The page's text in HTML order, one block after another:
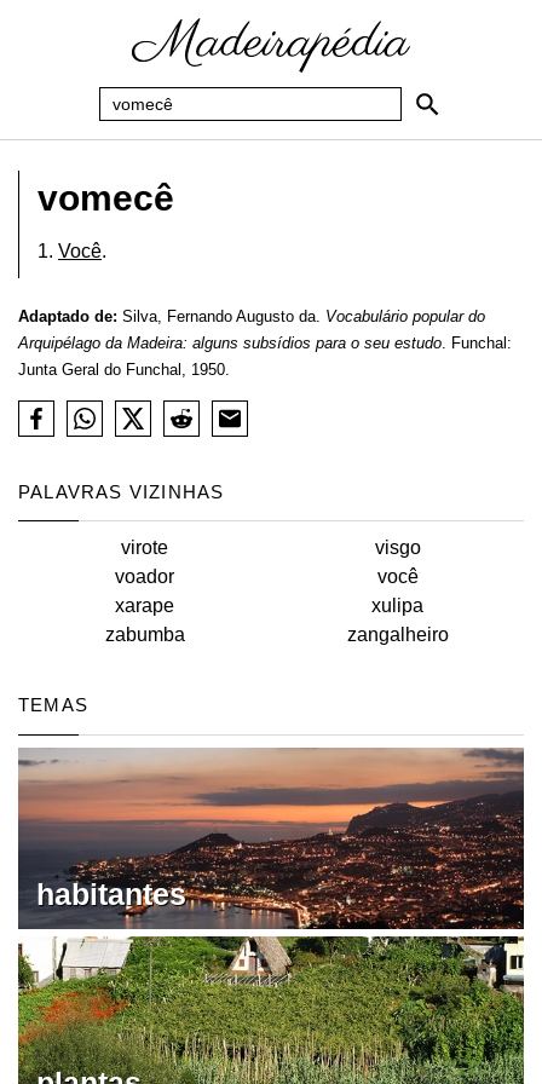
vomecê
1. Você.
Adaptado de: Silva, Fernando Augusto da. Vocabulário popular do
Arquipélago da Madeira: alguns subsídios para o seu estudo. Funchal:
Junta Geral do Funchal, 1950.
PALAVRAS VIZINHAS
virote
visgo
voador
você
xarape
xulipa
zabumba
zangalheiro
TEMAS
habitantes